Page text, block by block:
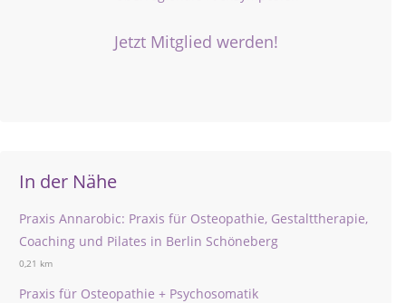
Jetzt Mitglied werden!
In der Nähe
Praxis Annarobic: Praxis für Osteopathie, Gestalttherapie,
Coaching und Pilates in Berlin Schöneberg
0,21 km
Praxis für Osteopathie + Psychosomatik